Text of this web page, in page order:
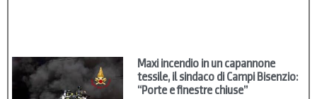
Maxi incendio in un capannone
tessile, il sindaco di Campi Bisenzio:
“Porte e finestre chiuse”